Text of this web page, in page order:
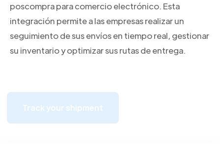
poscompra para comercio electrónico. Esta
integración permite a las empresas realizar un
seguimiento de sus envíos en tiempo real, gestionar
su inventario y optimizar sus rutas de entrega.
Track your shipment